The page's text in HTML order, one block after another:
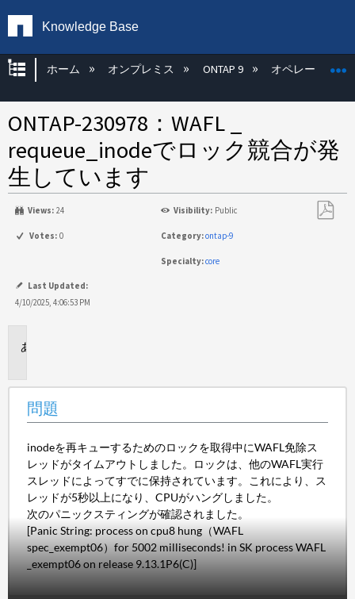
Knowledge Base
グローバル階層を展開/折りたたむ
ホーム オンプレミス ONTAP 9 オペレーティン
ONTAP-230978：WAFL _
requeue_inodeでロック競合が発
生しています
Views: 24 Visibility: Public
Votes: 0 Category:ontap-9
Specialty:core
Last Updated:
4/10/2025, 4:06:53 PM
問題
inodeを再キューするためのロックを取得中にWAFL免除ス
レッドがタイムアウトしました。ロックは、他のWAFL実行
スレッドによってすでに保持されています。これにより、ス
レッドが5秒以上になり、CPUがハングしました。
次のパニックスティングが確認されました。
[Panic String: process on cpu8 hung（WAFL
spec_exempt06）for 5002 milliseconds! in SK process WAFL
_exempt06 on release 9.13.1P6(C)]